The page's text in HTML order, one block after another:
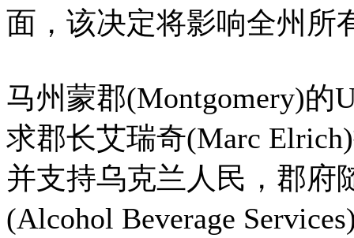
面，该决定将影响全州所
马州蒙郡(Montgomery)的
求郡长艾瑞奇(Marc
并支持乌克兰人民，郡府
(Alcohol Beverage